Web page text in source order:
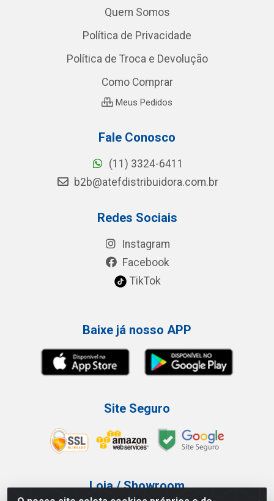
Quem Somos
Política de Privacidade
Política de Troca e Devolução
Como Comprar
Meus Pedidos
Fale Conosco
(11) 3324-6411
b2b@atefdistribuidora.com.br
Redes Sociais
Instagram
Facebook
TikTok
Baixe já nosso APP
Site Seguro
Loja / Showroom